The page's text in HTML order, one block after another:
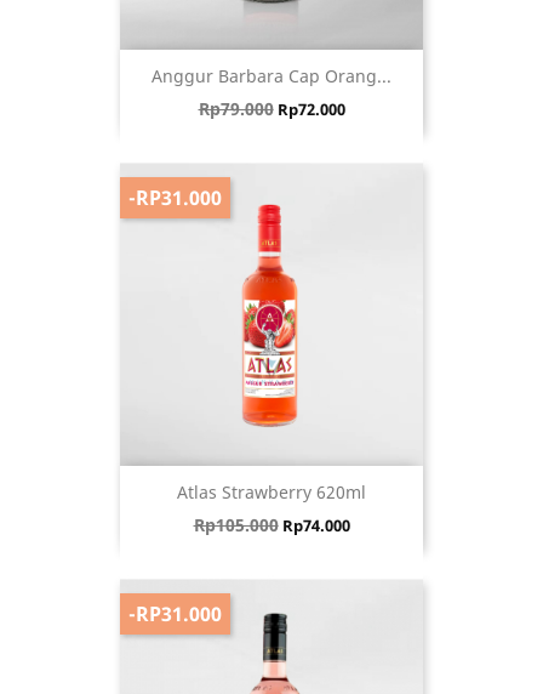
Anggur Barbara Cap Orang...
Harga biasa
Rp79.000 Harga
Rp72.000
Atlas Strawberry 620ml
Harga biasa
Rp105.000 Harga
Rp74.000
-RP31.000
-RP31.000